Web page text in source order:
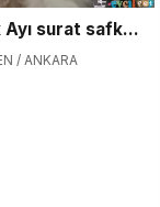
Nadir ırk Ayı surat safkan İran
/ ANKARA